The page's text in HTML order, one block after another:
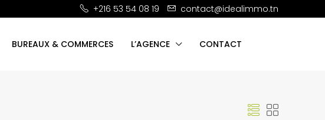
+216 53 54 08 19 contact@idealimmo.tn
BUREAUX & COMMERCES L’AGENCE CONTACT